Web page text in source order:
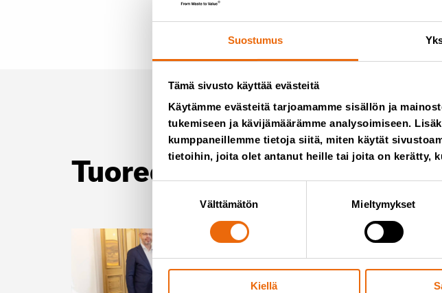
Suostumus
Tämä sivusto käyttää evästeitä
Käytämme evästeitä tarjoamamme sisällön ja
tukemiseen ja kävijämäärämme analysoimiseen.
kumppaneillemme tietoja siitä, miten käytät
tietoihin, joita olet antanut heille tai joita on kerätty,
Välttämätön Mieltymykset
Kiellä
Tuoreet artikkelit
27 huhtikuun, 2026
Tana